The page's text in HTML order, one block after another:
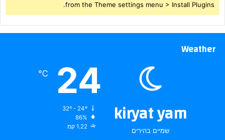
from the Theme settings menu > Install Plugins.
Weather
kiryat yam
שמיים בהירים
24
℃
86%
1.22 קמ